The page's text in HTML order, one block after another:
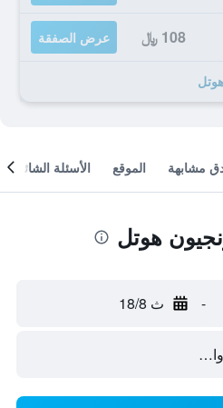
108 ﷼ عرض الصفقة
مشابهة الموقع الأسئلة الشائعة
هوتل
- ث 18/8